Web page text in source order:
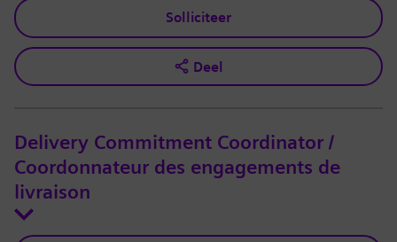
Solliciteer
Deel
Delivery Commitment Coordinator /
Coordonnateur des engagements de
livraison